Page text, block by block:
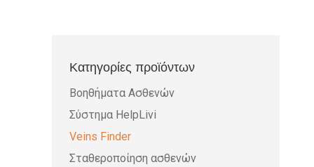
Κατηγορίες προϊόντων
Βοηθήματα Ασθενών
Σύστημα HelpLivi
Veins Finder
Σταθεροποίηση ασθενών